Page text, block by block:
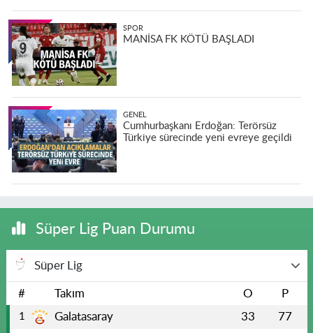
SPOR
MANİSA FK KÖTÜ BAŞLADI
GENEL
Cumhurbaşkanı Erdoğan: Terörsüz
Türkiye sürecinde yeni evreye geçildi
Süper Lig Puan Durumu
Süper Lig
# Takım O P
1 Galatasaray 33 77